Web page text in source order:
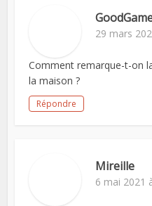
29 mars
Comment remarque-t-on
la maison ?
Répondre
Mireille
6 mai 2021